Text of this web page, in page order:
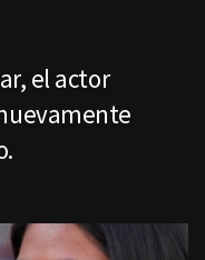
el actor